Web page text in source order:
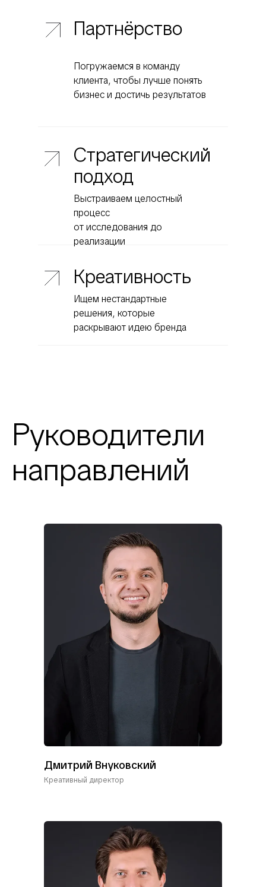
Ищем нестандартные
решения, которые
раскрывают идею бренда
Выстраиваем целостный
процесс
от исследования до
реализации
Погружаемся в команду
клиента, чтобы лучше понять
бизнес и достичь результатов
Креативность
Стратегический
подход
Партнёрство
Руководители
направлений
Дмитрий Внуковский
Креативный директор